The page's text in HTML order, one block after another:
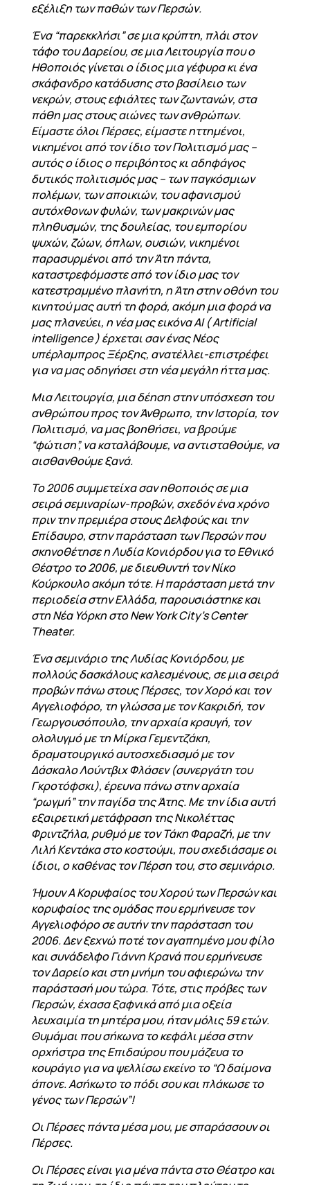
εξέλιξη των παθών των Περσών.
Ένα “παρεκκλήσι” σε μια κρύπτη, πλάι στον
τάφο του Δαρείου, σε μια Λειτουργία που ο
Ηθοποιός γίνεται ο ίδιος μια γέφυρα κι ένα
σκάφανδρο κατάδυσης στο βασίλειο των
νεκρών, στους εφιάλτες των ζωντανών, στα
πάθη μας στους αιώνες των ανθρώπων.
Είμαστε όλοι Πέρσες, είμαστε ηττημένοι,
νικημένοι από τον ίδιο τον Πολιτισμό μας –
αυτός ο ίδιος ο περιβόητος κι αδηφάγος
δυτικός πολιτισμός μας – των παγκόσμιων
πολέμων, των αποικιών, του αφανισμού
αυτόχθονων φυλών, των μακρινών μας
πληθυσμών, της δουλείας, του εμπορίου
ψυχών, ζώων, όπλων, ουσιών, νικημένοι
παρασυρμένοι από την Άτη πάντα,
καταστρεφόμαστε από τον ίδιο μας τον
κατεστραμμένο πλανήτη, η Άτη στην οθόνη του
κινητού μας αυτή τη φορά, ακόμη μια φορά να
μας πλανεύει, η νέα μας εικόνα AI ( Artificial
intelligence ) έρχεται σαν ένας Νέος
υπέρλαμπρος Ξέρξης, ανατέλλει-επιστρέφει
για να μας οδηγήσει στη νέα μεγάλη ήττα μας.
Μια Λειτουργία, μια δέηση στην υπόσχεση του
ανθρώπου προς τον Άνθρωπο, την Ιστορία, τον
Πολιτισμό, να μας βοηθήσει, να βρούμε
“φώτιση”, να καταλάβουμε, να αντισταθούμε, να
αισθανθούμε ξανά.
Το 2006 συμμετείχα σαν ηθοποιός σε μια
σειρά σεμιναρίων-προβών, σχεδόν ένα χρόνο
πριν την πρεμιέρα στους Δελφούς και την
Επίδαυρο, στην παράσταση των Περσών που
σκηνοθέτησε η Λυδία Κονιόρδου για το Εθνικό
Θέατρο το 2006, με διευθυντή τον Νίκο
Κούρκουλο ακόμη τότε. Η παράσταση μετά την
περιοδεία στην Ελλάδα, παρουσιάστηκε και
στη Νέα Υόρκη στο New York City’s Center
Theater.
Ένα σεμινάριο της Λυδίας Κονιόρδου, με
πολλούς δασκάλους καλεσμένους, σε μια σειρά
προβών πάνω στους Πέρσες, τον Χορό και τον
Αγγελιοφόρο, τη γλώσσα με τον Κακριδή, τον
Γεωργουσόπουλο, την αρχαία κραυγή, τον
ολολυγμό με τη Μίρκα Γεμεντζάκη,
δραματουργικό αυτοσχεδιασμό με τον
Δάσκαλο Λούντβιχ Φλάσεν (συνεργάτη του
Γκροτόφσκι), έρευνα πάνω στην αρχαία
“ρωγμή” την παγίδα της Άτης. Με την ίδια αυτή
εξαιρετική μετάφραση της Νικολέττας
Φριντζήλα, ρυθμό με τον Τάκη Φαραζή, με την
Λιλή Κεντάκα στο κοστούμι, που σχεδιάσαμε οι
ίδιοι, ο καθένας τον Πέρση του, στο σεμινάριο.
Ήμουν Α Κορυφαίος του Χορού των Περσών και
κορυφαίος της ομάδας που ερμήνευσε τον
Αγγελιοφόρο σε αυτήν την παράσταση του
2006. Δεν ξεχνώ ποτέ τον αγαπημένο μου φίλο
και συνάδελφο Γιάννη Κρανά που ερμήνευσε
τον Δαρείο και στη μνήμη του αφιερώνω την
παράστασή μου τώρα. Τότε, στις πρόβες των
Περσών, έχασα ξαφνικά από μια οξεία
λευχαιμία τη μητέρα μου, ήταν μόλις 59 ετών.
Θυμάμαι που σήκωνα το κεφάλι μέσα στην
ορχήστρα της Επιδαύρου που μάζευα το
κουράγιο για να ψελλίσω εκείνο το “Ω δαίμονα
άπονε. Ασήκωτο το πόδι σου και πλάκωσε το
γένος των Περσών”!
Οι Πέρσες πάντα μέσα μου, με σπαράσσουν οι
Πέρσες.
Οι Πέρσες είναι για μένα πάντα στο Θέατρο και